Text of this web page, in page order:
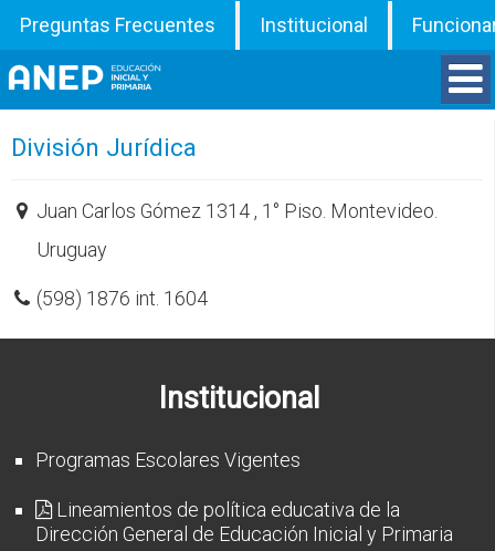
Preguntas Frecuentes Institucional
Divisiones
Departamentos
Inspecciones
CFP
División Jurídica
Juan Carlos Gómez 1314 , 1° Piso. Montevideo.
Uruguay
(598) 1876 int. 1604
Institucional
Programas Escolares Vigentes
Lineamientos de política educativa de la
Dirección General de Educación Inicial y Primaria